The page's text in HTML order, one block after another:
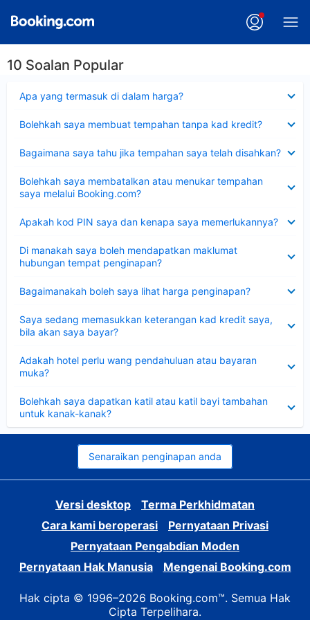
10 Soalan Popular
Apa yang termasuk di dalam harga?
Bolehkah saya membuat tempahan tanpa kad kredit?
Bagaimana saya tahu jika tempahan saya telah disahkan?
Bolehkah saya membatalkan atau menukar tempahan
saya melalui Booking.com?
Apakah kod PIN saya dan kenapa saya memerlukannya?
Di manakah saya boleh mendapatkan maklumat
hubungan tempat penginapan?
Bagaimanakah boleh saya lihat harga penginapan?
Saya sedang memasukkan keterangan kad kredit saya,
bila akan saya bayar?
Adakah hotel perlu wang pendahuluan atau bayaran
muka?
Bolehkah saya dapatkan katil atau katil bayi tambahan
untuk kanak-kanak?
Senaraikan penginapan anda
Versi desktop
Terma Perkhidmatan
Cara kami beroperasi
Pernyataan Privasi
Pernyataan Pengabdian Moden
Pernyataan Hak Manusia
Mengenai Booking.com
Hak cipta © 1996–2026 Booking.com™. Semua Hak
Cipta Terpelihara.